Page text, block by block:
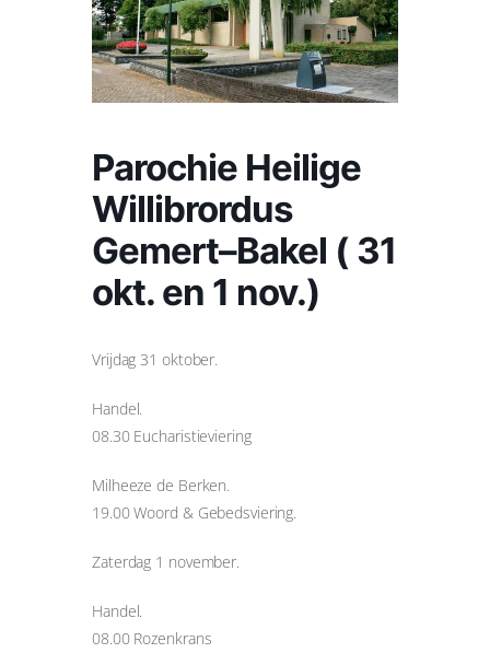
Parochie Heilige
Willibrordus
Gemert–Bakel ( 31
okt. en 1 nov.)
Vrijdag 31 oktober.
Handel.
08.30 Eucharistieviering
Milheeze de Berken.
19.00 Woord & Gebedsviering.
Zaterdag 1 november.
Handel.
08.00 Rozenkrans